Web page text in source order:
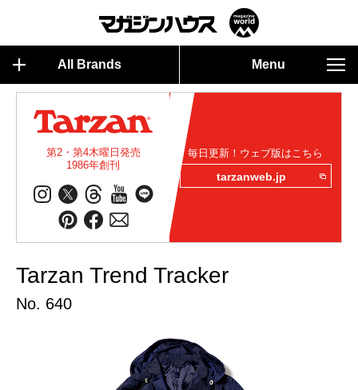
All Brands Menu
第2・第4木曜日発売
1986年創刊
毎日更新！ウェブ版はこちら
tarzanweb.jp
Tarzan Trend Tracker
No. 640